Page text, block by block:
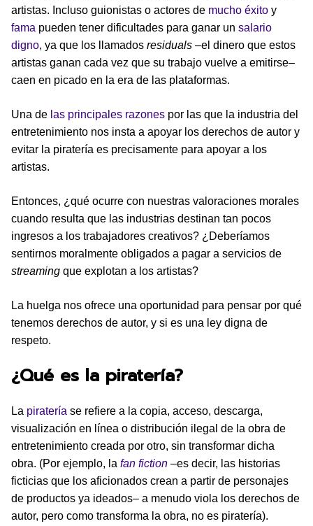
artistas. Incluso guionistas o actores de mucho éxito y
fama pueden tener dificultades para ganar un salario
digno, ya que los llamados residuals –el dinero que estos
artistas ganan cada vez que su trabajo vuelve a emitirse–
caen en picado en la era de las plataformas.
Una de las principales razones por las que la industria del
entretenimiento nos insta a apoyar los derechos de autor y
evitar la piratería es precisamente para apoyar a los
artistas.
Entonces, ¿qué ocurre con nuestras valoraciones morales
cuando resulta que las industrias destinan tan pocos
ingresos a los trabajadores creativos? ¿Deberíamos
sentirnos moralmente obligados a pagar a servicios de
streaming que explotan a los artistas?
La huelga nos ofrece una oportunidad para pensar por qué
tenemos derechos de autor, y si es una ley digna de
respeto.
¿Qué es la piratería?
La piratería se refiere a la copia, acceso, descarga,
visualización en línea o distribución ilegal de la obra de
entretenimiento creada por otro, sin transformar dicha
obra. (Por ejemplo, la fan fiction –es decir, las historias
ficticias que los aficionados crean a partir de personajes
de productos ya ideados– a menudo viola los derechos de
autor, pero como transforma la obra, no es piratería).